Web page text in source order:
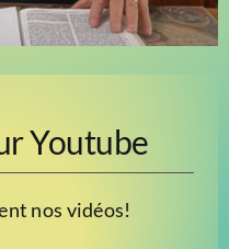
Youtube
nos vidéos!